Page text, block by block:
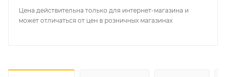
Цена действительна только для интернет-магазина и
может отличаться от цен в розничных магазинах